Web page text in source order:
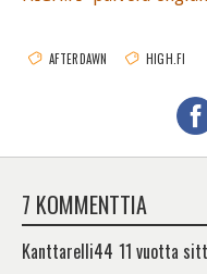
AFTERDAWN HIGH.FI
7 KOMMENTTIA
Kanttarelli44 11 vuotta